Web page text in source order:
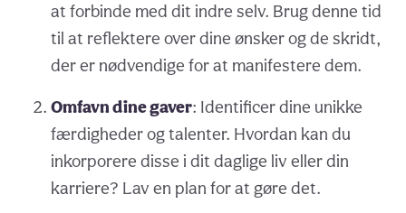
at forbinde med dit indre selv. Brug denne tid
til at reflektere over dine ønsker og de skridt,
der er nødvendige for at manifestere dem.
Omfavn dine gaver: Identificer dine unikke
færdigheder og talenter. Hvordan kan du
inkorporere disse i dit daglige liv eller din
karriere? Lav en plan for at gøre det.